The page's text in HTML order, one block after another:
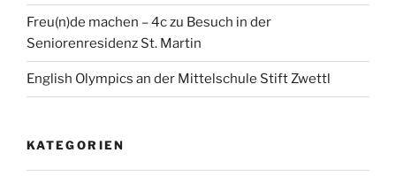
Freu(n)de machen – 4c zu Besuch in der
Seniorenresidenz St. Martin
English Olympics an der Mittelschule Stift Zwettl
KATEGORIEN